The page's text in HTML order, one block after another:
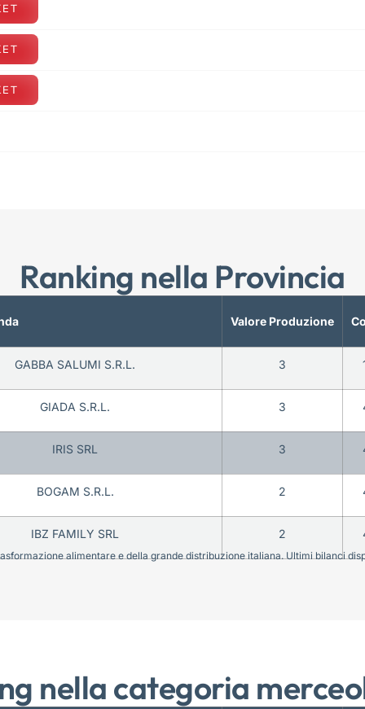
Ranking nella Provincia
Valore Produzione
GABBA SALUMI S.R.L. 3
GIADA S.R.L. 3
IRIS SRL 3
BOGAM S.R.L. 2
IBZ FAMILY SRL 2
alimentare e della grande distribuzione italiana. Ultimi bilanci
nella categoria